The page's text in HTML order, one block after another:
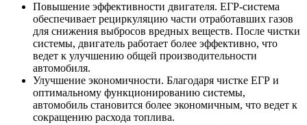
Повышение эффективности двигателя. ЕГР-система
обеспечивает рециркуляцию части отработавших газов
для снижения выбросов вредных веществ. После чистки
системы, двигатель работает более эффективно, что
ведет к улучшению общей производительности
автомобиля.
Улучшение экономичности. Благодаря чистке ЕГР и
оптимальному функционированию системы,
автомобиль становится более экономичным, что ведет к
сокращению расхода топлива.